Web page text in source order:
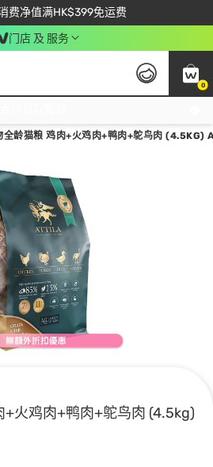
费净值满HK$399免运费
易赏钱会员尽享独家优惠
满$450 输入 NEWAPP 即减$50
门店 及 服务
0
全龄猫粮 鸡肉+火鸡肉+鸭肉+鸵鸟肉 (4.5KG)
+火鸡肉+鸭肉+鸵鸟肉 (4.5kg)